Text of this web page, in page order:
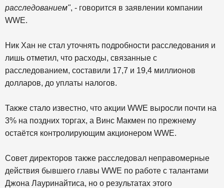
расследованием", - говорится в заявлении компании
WWE.
Ник Хан не стал уточнять подробности расследования и
лишь отметил, что расходы, связанные с
расследованием, составили 17,7 и 19,4 миллионов
долларов, до уплаты налогов.
Также стало известно, что акции WWE выросли почти на
3% на поздних торгах, а Винс Макмен по прежнему
остаётся контролирующим акционером WWE.
Совет директоров также расследовал неправомерные
действия бывшего главы WWE по работе с талантами
Джона Лауринайтиса, но о результатах этого